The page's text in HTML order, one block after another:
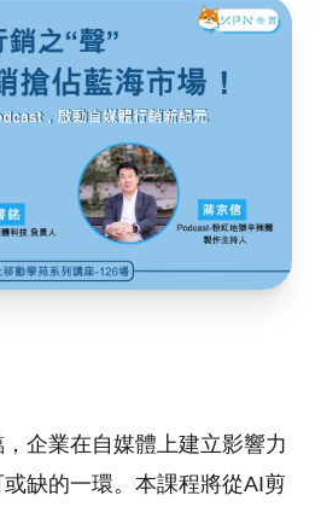
企業在自媒體上建立影響力
缺的一環。本課程將從AI剪